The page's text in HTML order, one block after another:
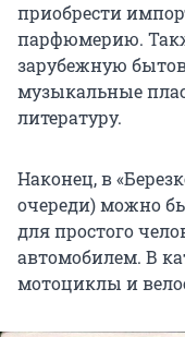
приобрести
парфюмерию.
зарубежную
музыкальные
литературу.
Наконец, в
очереди) можно
для простого
автомобилем. В
мотоциклы и